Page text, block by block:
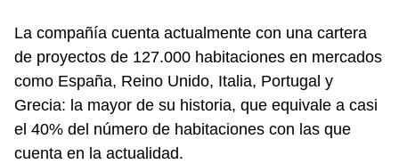
La compañía cuenta actualmente con una cartera
de proyectos de 127.000 habitaciones en mercados
como España, Reino Unido, Italia, Portugal y
Grecia: la mayor de su historia, que equivale a casi
el 40% del número de habitaciones con las que
cuenta en la actualidad.